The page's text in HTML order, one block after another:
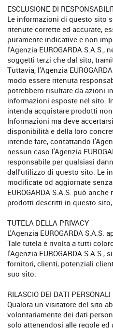
ESCLUSIONE DI
Le informazioni di questo sito
ritenute corrette ed accurate,
puramente indicative e non
l'Agenzia EUROGARDA
soggetti terzi che dal sito,
Tuttavia, l'Agenzia
modo essere ritenuta
potrebbero risultare da azioni
informazioni esposte nel sito.
intenda acquistare prodotti
Informazioni ma deve
disponibilità e della loro
intende fare, contattando
nessun caso l'Agenzia
responsabile per qualsiasi
dall'utilizzo di questo sito. Le
modificate od aggiornate
EUROGARDA S.A.S. può
prodotti descritti in questo
TUTELA DELLA PRIVACY
L'Agenzia EUROGARDA S.A.S.
Tale tutela è rivolta a tutti
l'Agenzia EUROGARDA S.A.S.,
fornitori, clienti, potenziali
suo sito.
RILASCIO DEI DATI PERSONALI
Qualora un visitatore del sito
volontariamente dei dati
solo attenendosi alle regole